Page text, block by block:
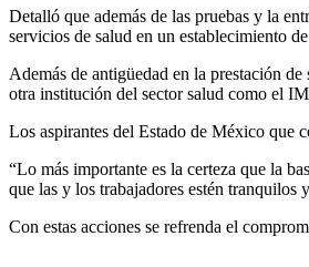
Detalló que además de las pruebas y la
servicios de salud en un establecimiento
Además de antigüedad en la prestación
otra institución del sector salud como el
Los aspirantes del Estado de México que
“Lo más importante es la certeza que la
que las y los trabajadores estén tranquilos
Con estas acciones se refrenda el